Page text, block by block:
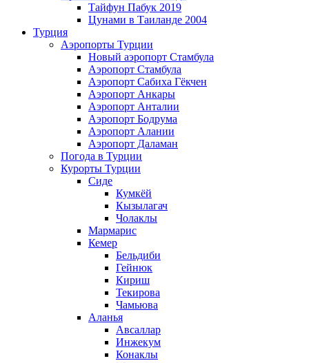
Тайфун Пабук 2019
Цунами в Таиланде 2004
Турция
Аэропорты Турции
Новый аэропорт Стамбула
Аэропорт Стамбула
Аэропорт Сабиха Гёкчен
Аэропорт Анкары
Аэропорт Анталии
Аэропорт Бодрума
Аэропорт Алании
Аэропорт Даламан
Погода в Турции
Курорты Турции
Сиде
Кумкёй
Кызылагач
Чолаклы
Мармарис
Кемер
Бельдиби
Гейнюк
Кириш
Текирова
Чамьюва
Аланья
Авсаллар
Инжекум
Конаклы